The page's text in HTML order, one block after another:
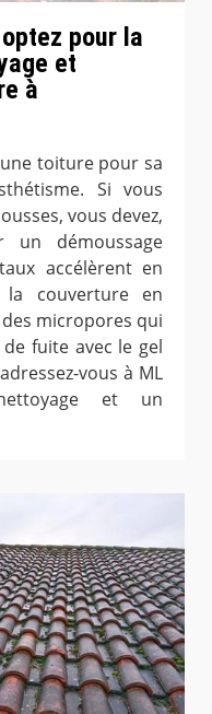
pour la
et
à
toiture pour sa
Si vous
vous devez,
un démoussage
accélèrent en
couverture en
micropores qui
fuite avec le gel
vous à ML
et un